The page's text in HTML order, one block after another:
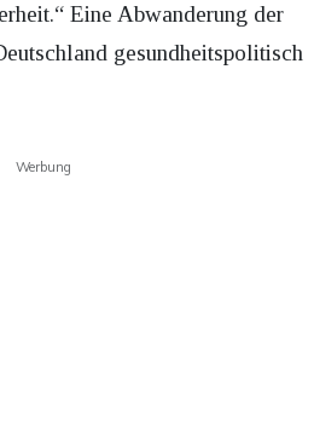
Eine Abwanderung der
gesundheitspolitisch
Werbung